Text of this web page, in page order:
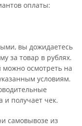
оплаты:
вы дожидаетесь
за товар в рублях.
можно осмотреть на
условиям.
и получает чек.
самовывозе из